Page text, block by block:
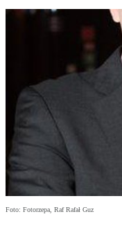
Foto: Fotorzepa, Raf Rafał Guz